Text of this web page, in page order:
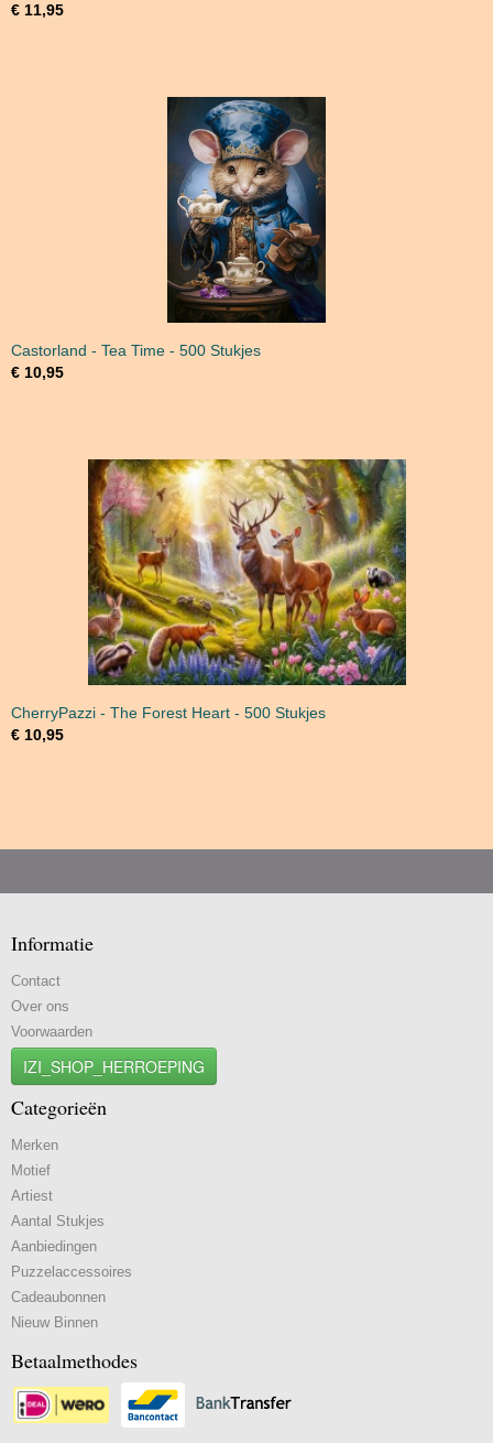
€ 11,95
Castorland - Tea Time - 500 Stukjes
€ 10,95
CherryPazzi - The Forest Heart - 500 Stukjes
€ 10,95
Informatie
Contact
Over ons
Voorwaarden
IZI_SHOP_HERROEPING
Categorieën
Merken
Motief
Artiest
Aantal Stukjes
Aanbiedingen
Puzzelaccessoires
Cadeaubonnen
Nieuw Binnen
Betaalmethodes